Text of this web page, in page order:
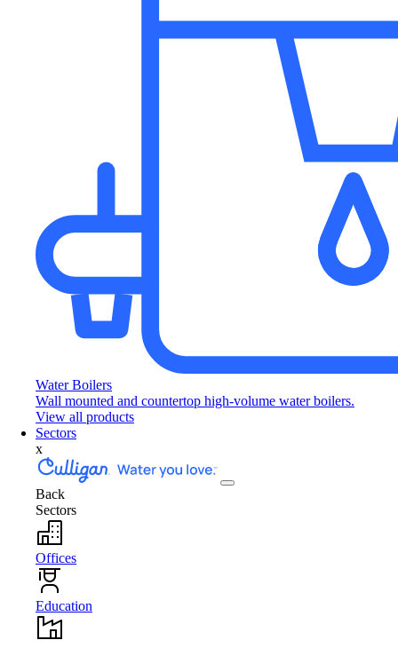
Water Boilers
Wall mounted and countertop high-volume water boilers.
View all products
Sectors
x
Back
Sectors
Offices
Education